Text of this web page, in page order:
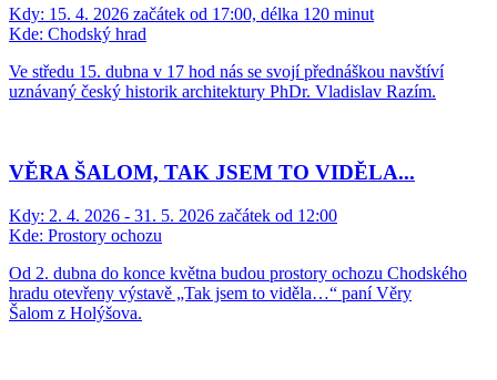
Kdy: 15. 4. 2026 začátek od 17:00, délka 120 minut
Kde: Chodský hrad
Ve středu 15. dubna v 17 hod nás se svojí přednáškou navštíví
uznávaný český historik architektury PhDr. Vladislav Razím.
VĚRA ŠALOM, TAK JSEM TO VIDĚLA...
Kdy: 2. 4. 2026 - 31. 5. 2026 začátek od 12:00
Kde: Prostory ochozu
Od 2. dubna do konce května budou prostory ochozu Chodského
hradu otevřeny výstavě „Tak jsem to viděla…“ paní Věry
Šalom z Holýšova.